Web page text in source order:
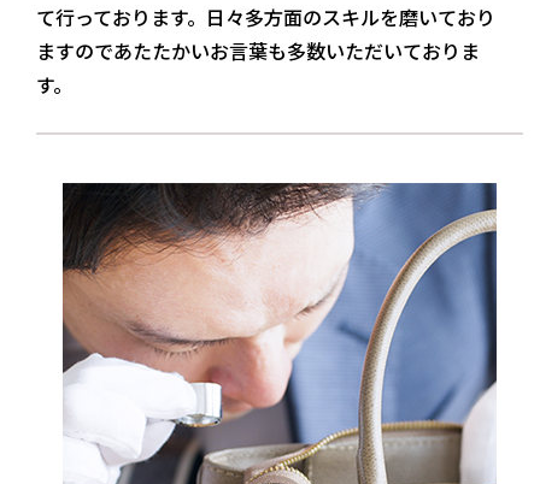
て行っております。日々多方面のスキルを磨いており
ますのであたたかいお言葉も多数いただいておりま
す。